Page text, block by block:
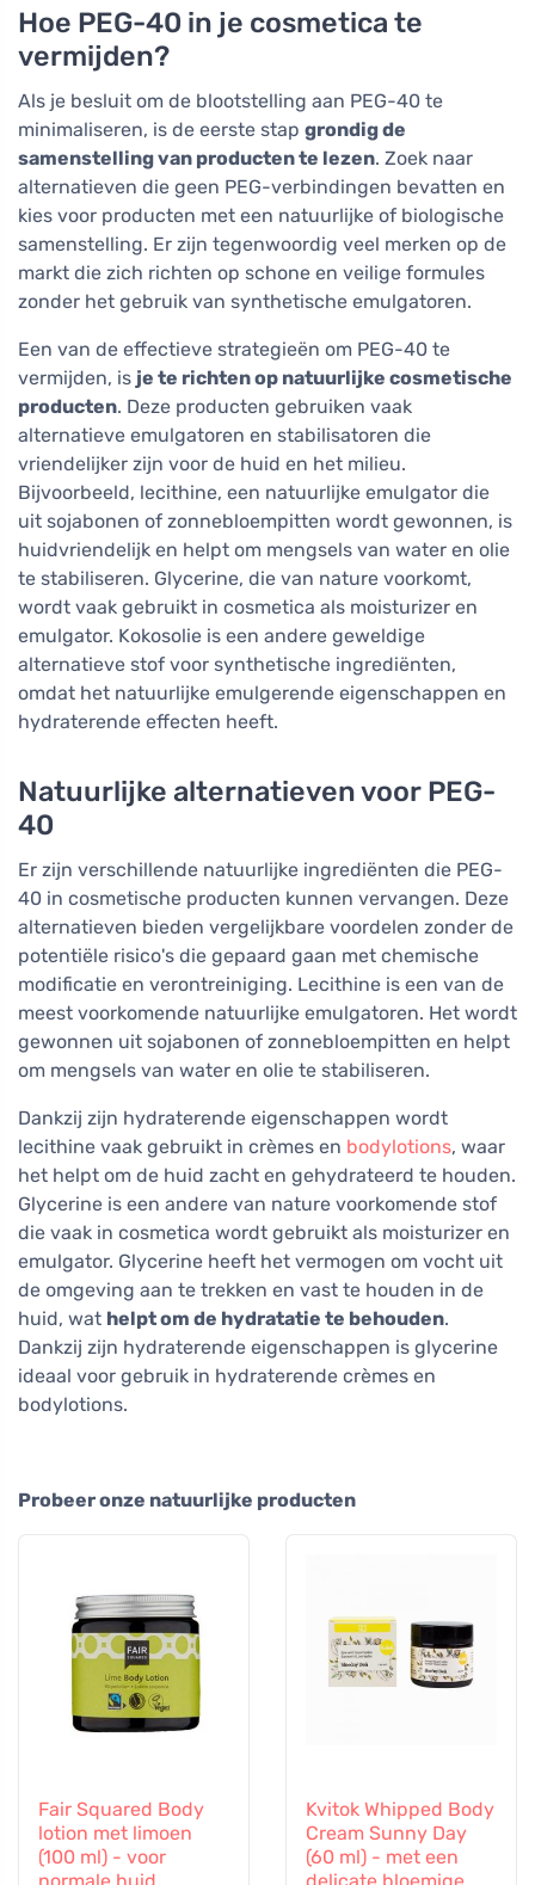
Hoe PEG-40 in je cosmetica te
vermijden?
Als je besluit om de blootstelling aan PEG-40 te
minimaliseren, is de eerste stap grondig de
samenstelling van producten te lezen. Zoek naar
alternatieven die geen PEG-verbindingen bevatten en
kies voor producten met een natuurlijke of biologische
samenstelling. Er zijn tegenwoordig veel merken op de
markt die zich richten op schone en veilige formules
zonder het gebruik van synthetische emulgatoren.
Een van de effectieve strategieën om PEG-40 te
vermijden, is je te richten op natuurlijke cosmetische
producten. Deze producten gebruiken vaak
alternatieve emulgatoren en stabilisatoren die
vriendelijker zijn voor de huid en het milieu.
Bijvoorbeeld, lecithine, een natuurlijke emulgator die
uit sojabonen of zonnebloempitten wordt gewonnen, is
huidvriendelijk en helpt om mengsels van water en olie
te stabiliseren. Glycerine, die van nature voorkomt,
wordt vaak gebruikt in cosmetica als moisturizer en
emulgator. Kokosolie is een andere geweldige
alternatieve stof voor synthetische ingrediënten,
omdat het natuurlijke emulgerende eigenschappen en
hydraterende effecten heeft.
Natuurlijke alternatieven voor PEG-
40
Er zijn verschillende natuurlijke ingrediënten die PEG-
40 in cosmetische producten kunnen vervangen. Deze
alternatieven bieden vergelijkbare voordelen zonder de
potentiële risico's die gepaard gaan met chemische
modificatie en verontreiniging. Lecithine is een van de
meest voorkomende natuurlijke emulgatoren. Het wordt
gewonnen uit sojabonen of zonnebloempitten en helpt
om mengsels van water en olie te stabiliseren.
Dankzij zijn hydraterende eigenschappen wordt
lecithine vaak gebruikt in crèmes en bodylotions, waar
het helpt om de huid zacht en gehydrateerd te houden.
Glycerine is een andere van nature voorkomende stof
die vaak in cosmetica wordt gebruikt als moisturizer en
emulgator. Glycerine heeft het vermogen om vocht uit
de omgeving aan te trekken en vast te houden in de
huid, wat helpt om de hydratatie te behouden.
Dankzij zijn hydraterende eigenschappen is glycerine
ideaal voor gebruik in hydraterende crèmes en
bodylotions.
Probeer onze natuurlijke producten
Fair Squared Body
lotion met limoen
(100 ml) - voor
Kvitok Whipped Body
Cream Sunny Day
(60 ml) - met een